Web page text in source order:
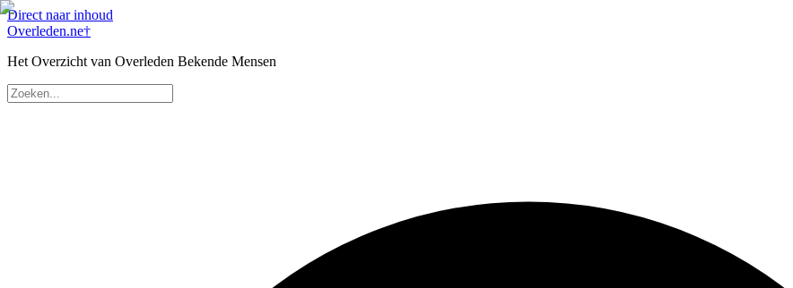
Direct naar inhoud
Overleden.ne†
Het Overzicht van Overleden Bekende Mensen